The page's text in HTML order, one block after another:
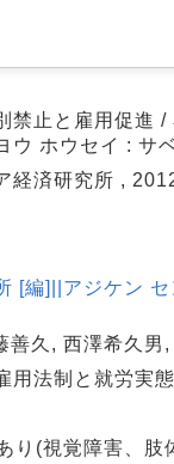
禁止と雇用促進 /
ウ ホウセイ : サ
経済研究所 ,
[編]||アジケン
善久, 西澤希久男
用法制と就労実
り(視覚障害、肢